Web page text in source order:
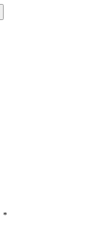
Statystyczne pliki cookie